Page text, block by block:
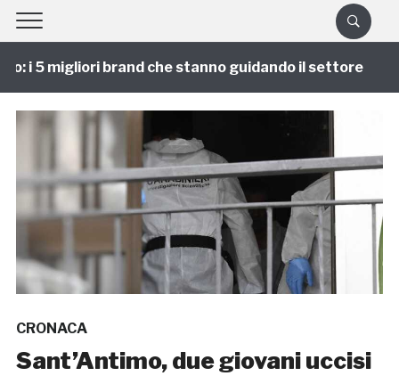
i 5 migliori brand che stanno guidando il settore
CRONACA
Sant’Antimo, due giovani uccisi